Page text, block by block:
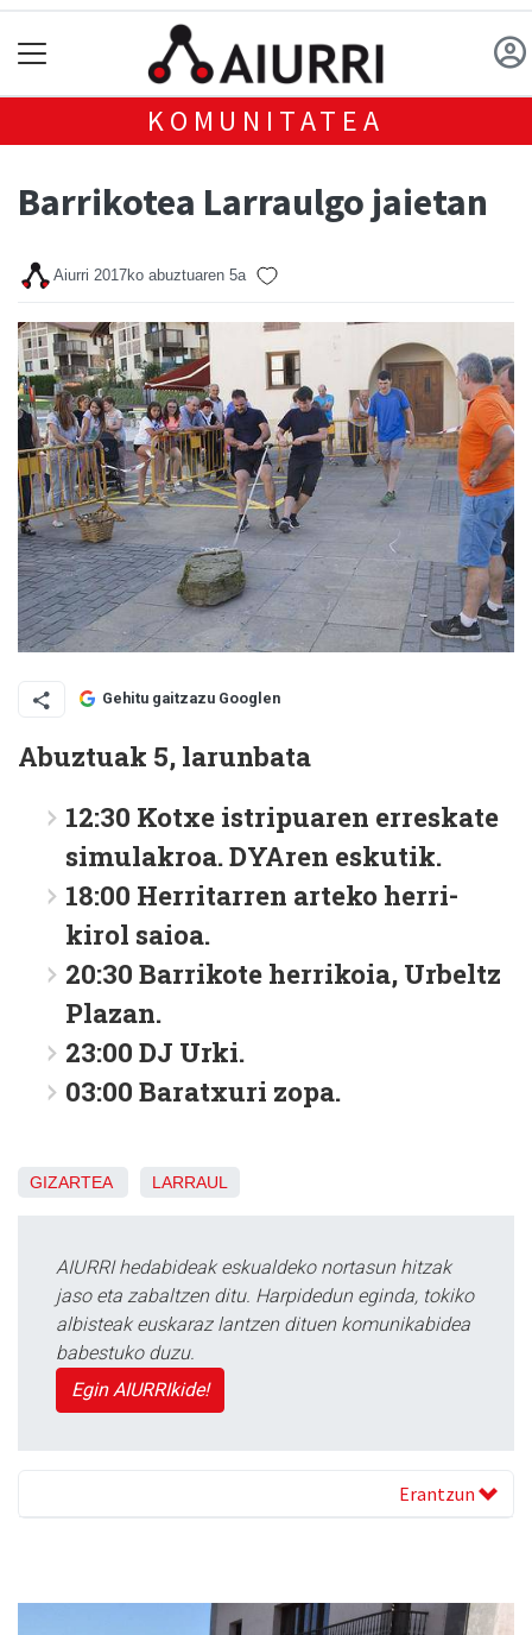
KOMUNITATEA
Barrikotea Larraulgo jaietan
Aiurri 2017ko abuztuaren 5a
Gehitu gaitzazu Googlen
Abuztuak 5, larunbata
12:30 Kotxe istripuaren erreskate
simulakroa. DYAren eskutik.
18:00 Herritarren arteko herri-
kirol saioa.
20:30 Barrikote herrikoia, Urbeltz
Plazan.
23:00 DJ Urki.
03:00 Baratxuri zopa.
GIZARTEA LARRAUL
AIURRI hedabideak eskualdeko nortasun hitzak
jaso eta zabaltzen ditu. Harpidedun eginda, tokiko
albisteak euskaraz lantzen dituen komunikabidea
babestuko duzu.
Egin AIURRIkide!
Erantzun